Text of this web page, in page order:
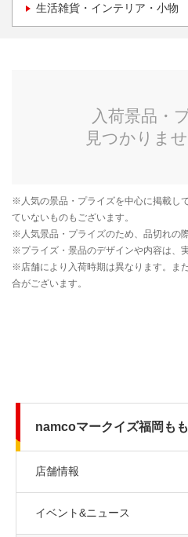
生活雑貨・インテリア・小物
namcoマークイズ福岡も
店舗情報
イベント&ニュース